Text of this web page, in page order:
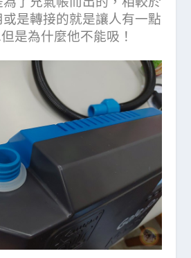
是轉接的就是讓人有一點
是為什麼他不能吸！